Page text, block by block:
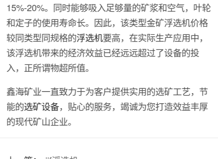
15%-20%。同时能够吸入足够量的矿浆和空气，叶轮
和定子的使用寿命长。因此，该类型金矿浮选机价格
较同类型同规格的浮选机要高，在实际生产应用中，
该浮选机带来的经济效益已经远远超过了设备的投
入，正所谓物超所值。
鑫海矿业一直致力于为客户提供实用的选矿工艺，节
能的选矿设备，贴心的服务，竭诚为您打造效益丰厚
的现代矿山企业。